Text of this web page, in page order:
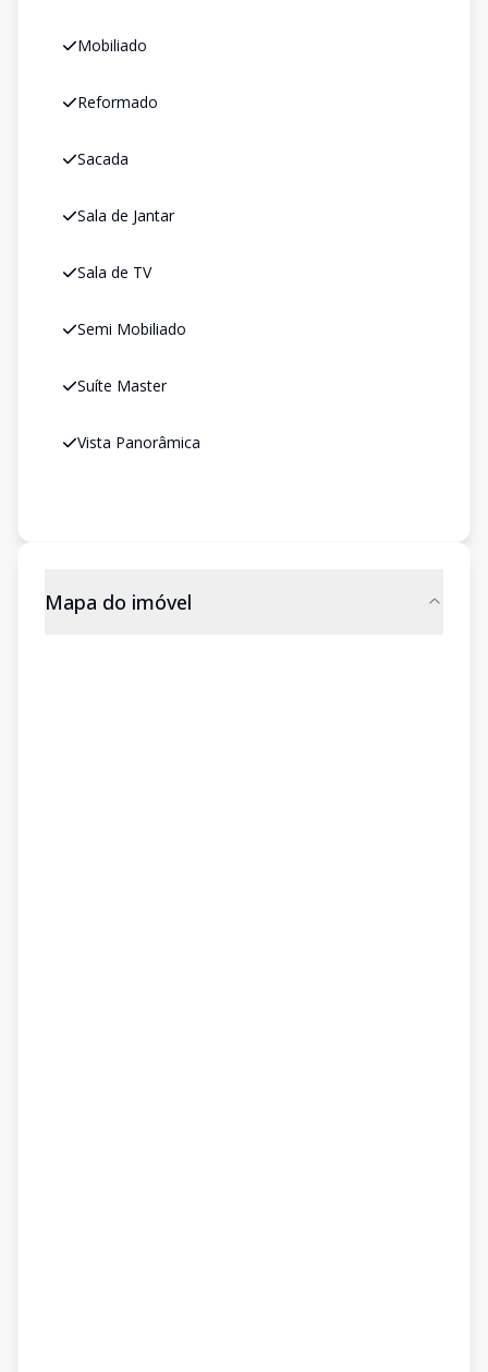
Mobiliado
Reformado
Sacada
Sala de Jantar
Sala de TV
Semi Mobiliado
Suíte Master
Vista Panorâmica
Mapa do imóvel